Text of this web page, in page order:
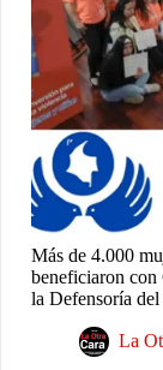
Más de 4.000
beneficiaron con
la Defensoría
La